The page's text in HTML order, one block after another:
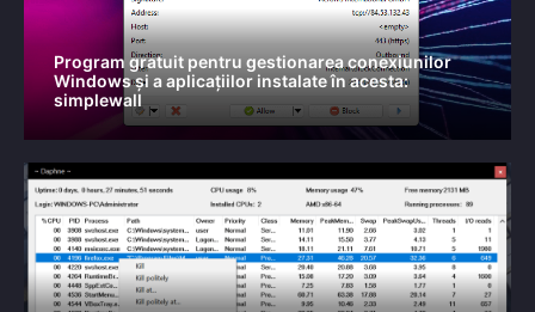
Program gratuit pentru gestionarea conexiunilor
Windows și a aplicațiilor instalate în acesta:
simplewall